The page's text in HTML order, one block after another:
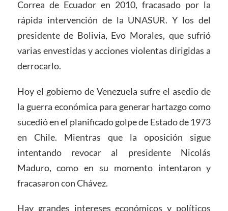
Correa de Ecuador en 2010, fracasado por la
rápida intervención de la UNASUR. Y los del
presidente de Bolivia, Evo Morales, que sufrió
varias envestidas y acciones violentas dirigidas a
derrocarlo.
Hoy el gobierno de Venezuela sufre el asedio de
la guerra económica para generar hartazgo como
sucedió en el planificado golpe de Estado de 1973
en Chile. Mientras que la oposición sigue
intentando revocar al presidente Nicolás
Maduro, como en su momento intentaron y
fracasaron con Chávez.
Hay grandes intereses económicos y políticos